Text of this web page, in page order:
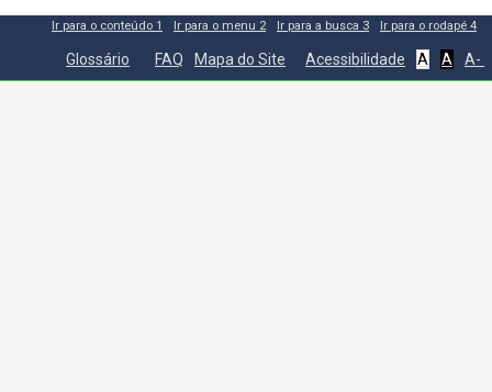
Ir para o conteúdo 1 Ir para o menu 2 Ir para a busca 3 Ir para o rodapé 4
Glossário FAQ Mapa do Site Acessibilidade A A A-